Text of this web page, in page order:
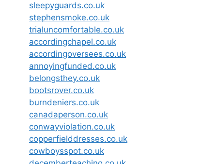
sleepyguards.co.uk
stephensmoke.co.uk
trialuncomfortable.co.uk
accordingchapel.co.uk
accordingoversees.co.uk
annoyingfunded.co.uk
belongsthey.co.uk
bootsrover.co.uk
burndeniers.co.uk
canadaperson.co.uk
conwayviolation.co.uk
copperfielddresses.co.uk
cowboysspot.co.uk